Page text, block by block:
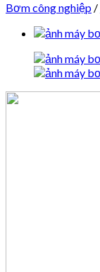
Bơm công nghiệp /